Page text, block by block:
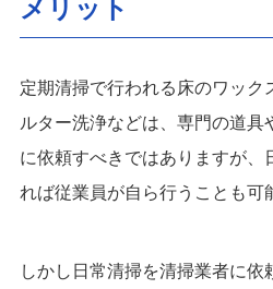
メリット
定期清掃で行われる床のワック
ルター洗浄などは、専門の道具
に依頼すべきではありますが、
れば従業員が自ら行うことも可
しかし日常清掃を清掃業者に依